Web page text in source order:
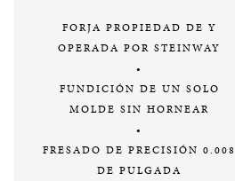
FORJA PROPIEDAD DE Y
OPERADA POR STEINWAY
•
FUNDICIÓN DE UN SOLO
MOLDE SIN HORNEAR
•
FRESADO DE PRECISIÓN 0.008
DE PULGADA